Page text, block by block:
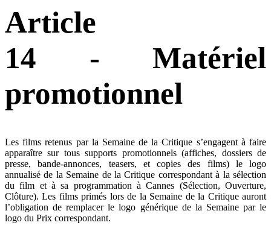
Article
14 - Matériel
promotionnel
Les films retenus par la Semaine de la Critique s’engagent à faire
apparaître sur tous supports promotionnels (affiches, dossiers de
presse, bande-annonces, teasers, et copies des films) le logo
annualisé de la Semaine de la Critique correspondant à la sélection
du film et à sa programmation à Cannes (Sélection, Ouverture,
Clôture). Les films primés lors de la Semaine de la Critique auront
l’obligation de remplacer le logo générique de la Semaine par le
logo du Prix correspondant.